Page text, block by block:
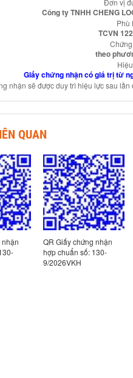
Công ty TNHH CHENG
Phù
TCVN
theo
Giấy chứng nhận có giá trị từ
nhận sẽ được duy trì hiệu lực sau
QUAN
nhận
QR Giấy chứng nhận
hợp chuẩn số
171/2024VKH-2